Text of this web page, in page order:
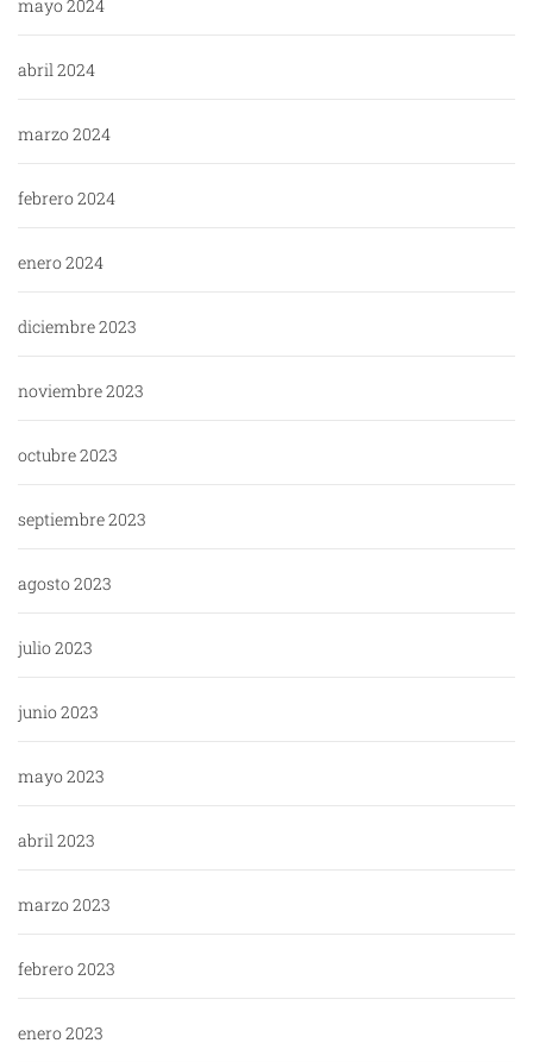
mayo 2024
abril 2024
marzo 2024
febrero 2024
enero 2024
diciembre 2023
noviembre 2023
octubre 2023
septiembre 2023
agosto 2023
julio 2023
junio 2023
mayo 2023
abril 2023
marzo 2023
febrero 2023
enero 2023